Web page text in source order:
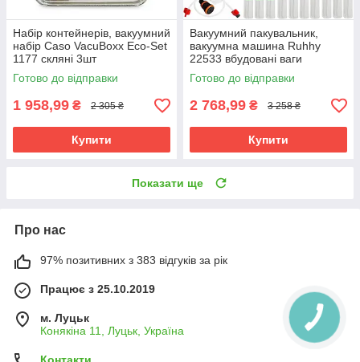
Набір контейнерів, вакуумний
набір Caso VacuBoxx Eco-Set
1177 скляні 3шт
Готово до відправки
1 958,99 ₴ 2 305 ₴
Купити
Вакуумний пакувальник,
вакуумна машина Ruhhy
22533 вбудовані ваги
Готово до відправки
2 768,99 ₴ 3 258 ₴
Купити
Показати ще
Про нас
97% позитивних з 383 відгуків за рік
Працює з 25.10.2019
м. Луцьк
Конякіна 11, Луцьк, Україна